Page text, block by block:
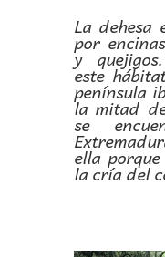
La dehesa
por
y
este
península
la mitad
se
ella
la cría del